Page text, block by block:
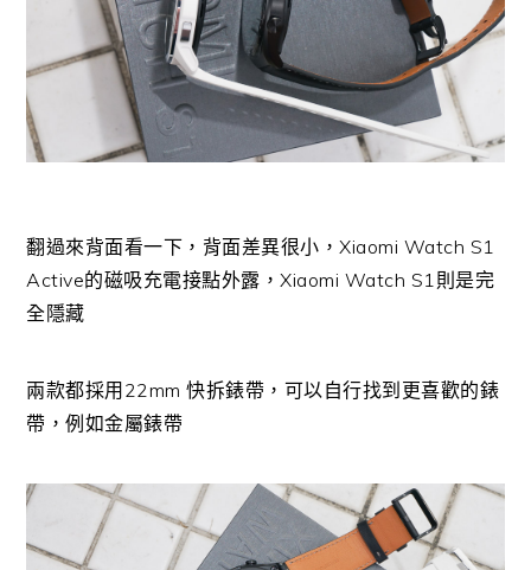
翻過來背面看一下，背面差異很小，Xiaomi Watch S1
Active的磁吸充電接點外露，Xiaomi Watch S1則是完
全隱藏
兩款都採用22mm 快拆錶帶，可以自行找到更喜歡的錶
帶，例如金屬錶帶